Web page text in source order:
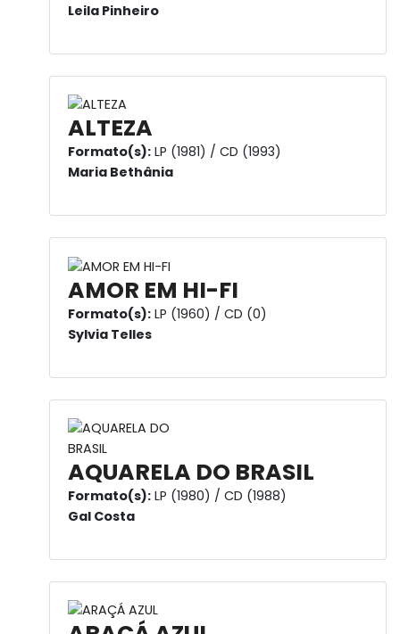
Leila Pinheiro
ALTEZA
Formato(s): LP (1981) / CD (1993)
Maria Bethânia
AMOR EM HI-FI
Formato(s): LP (1960) / CD (0)
Sylvia Telles
AQUARELA DO BRASIL
Formato(s): LP (1980) / CD (1988)
Gal Costa